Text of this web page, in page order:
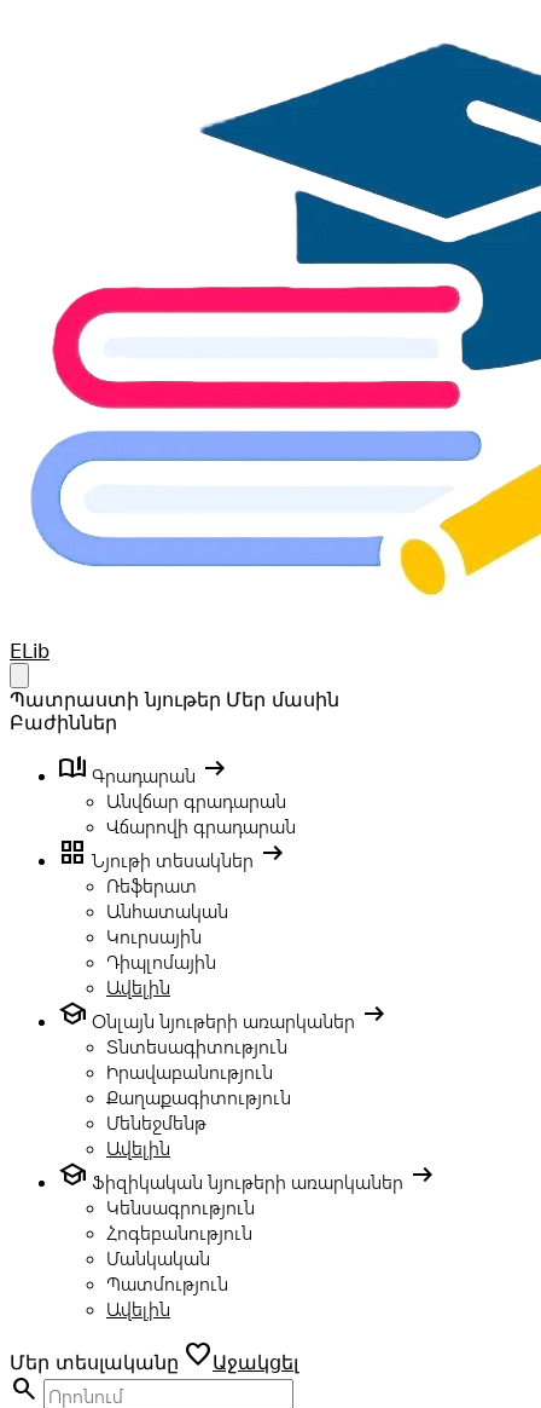
Your Company
ELib
Պատրաստի նյութեր Մեր մասին
Բաժիններ
book_ribbon Գրադարան arrow_right_alt
Անվճար գրադարան
Վճարովի գրադարան
grid_view Նյութի տեսակներ arrow_right_alt
Ռեֆերատ
Անհատական
Կուրսային
Դիպլոմային
Ավելին
school Օնլայն նյութերի առարկաներ arrow_right_alt
Տնտեսագիտություն
Իրավաբանություն
Քաղաքագիտություն
Մենեջմենթ
Ավելին
school Ֆիզիկական նյութերի առարկաներ arrow_right_alt
Կենսագրություն
Հոգեբանություն
Մանկական
Պատմություն
Ավելին
Մեր տեսլականը favoriteԱջակցել
search